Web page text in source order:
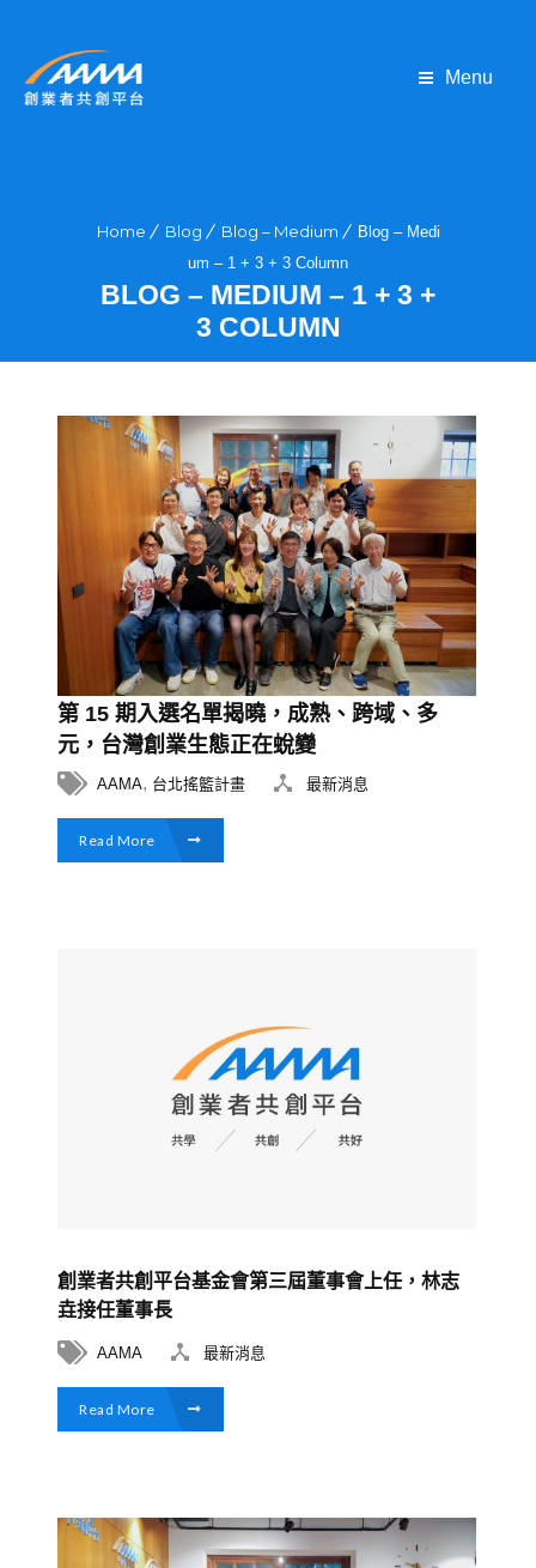
Menu
Home Blog Blog – Medium
Blog – Medi
um – 1 + 3 + 3 Column
BLOG – MEDIUM – 1 + 3 +
3 COLUMN
第 15 期入選名單揭曉，成熟、跨域、多
元，台灣創業生態正在蛻變
AAMA, 台北搖籃計畫 最新消息
Read More
創業者共創平台基金會第三屆董事會上任，林志
垚接任董事長
AAMA 最新消息
Read More